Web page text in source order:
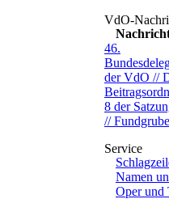
46.
der VdO //
8 der
// Fundgrube
Namen
Oper und